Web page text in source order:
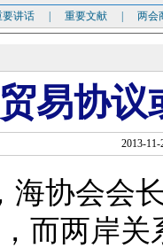
要讲话 重要文献 两会
易协议
2013-
协会会长
而两岸